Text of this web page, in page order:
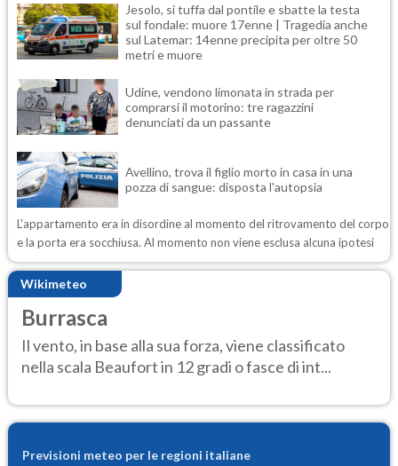
Jesolo, si tuffa dal pontile e sbatte la testa
sul fondale: muore 17enne | Tragedia anche
sul Latemar: 14enne precipita per oltre 50
metri e muore
Udine, vendono limonata in strada per
comprarsi il motorino: tre ragazzini
denunciati da un passante
Avellino, trova il figlio morto in casa in una
pozza di sangue: disposta l'autopsia
L'appartamento era in disordine al momento del ritrovamento del corpo
e la porta era socchiusa. Al momento non viene esclusa alcuna ipotesi
Wikimeteo
Burrasca
Il vento, in base alla sua forza, viene classificato
nella scala Beaufort in 12 gradi o fasce di int...
Previsioni meteo per le regioni italiane